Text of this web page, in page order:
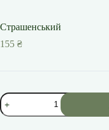
Страшенський
155 ₴
Страшенський
кількість